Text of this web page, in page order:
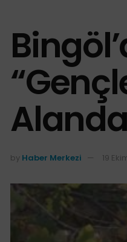
by Haber Merkezi 19